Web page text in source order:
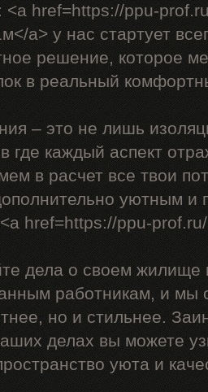
href=https://ppu-
a> у нас стартует
решение, которое
в реальный
– это не лишь
где каждый аспект
в расчет все твои
уютным и
href=https://ppu-
дела о своем
работникам, и
но и стильнее.
делах вы можете
уюта и